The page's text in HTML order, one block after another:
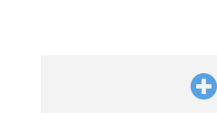
